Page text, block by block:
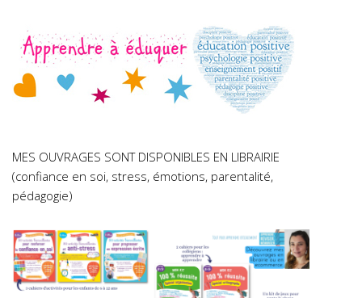
MES OUVRAGES SONT DISPONIBLES EN LIBRAIRIE
(confiance en soi, stress, émotions, parentalité,
pédagogie)